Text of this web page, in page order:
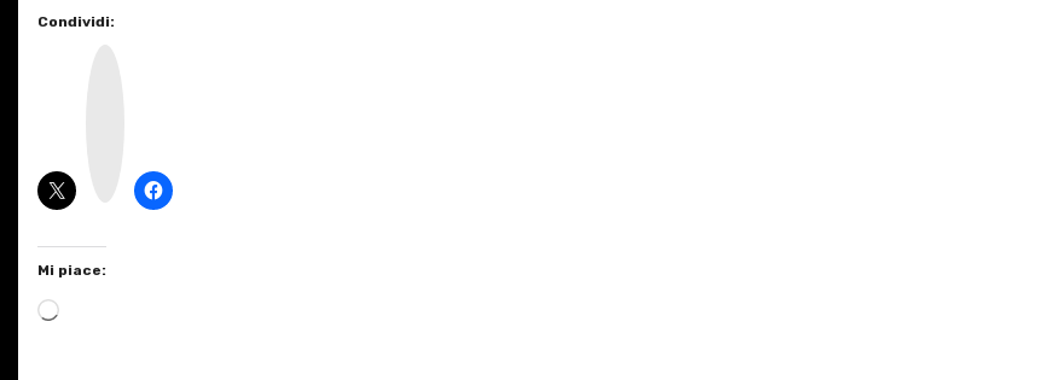
Condividi:
Mi piace:
C